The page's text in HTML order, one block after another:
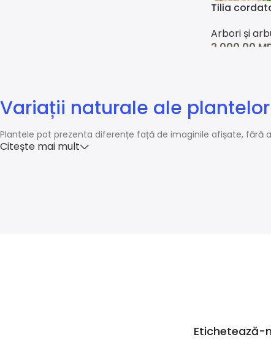
Tilia
Arbori și
2.000,00
Variații naturale ale plantelor
Plantele pot prezenta diferențe față de imaginile afișate, fără
Citește mai mult
Etichetează-